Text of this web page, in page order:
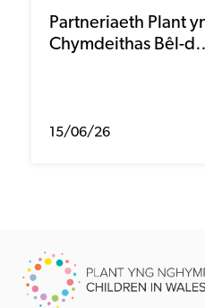
Partneriaeth Plant
Chymdeithas Bêl-
15/06/26